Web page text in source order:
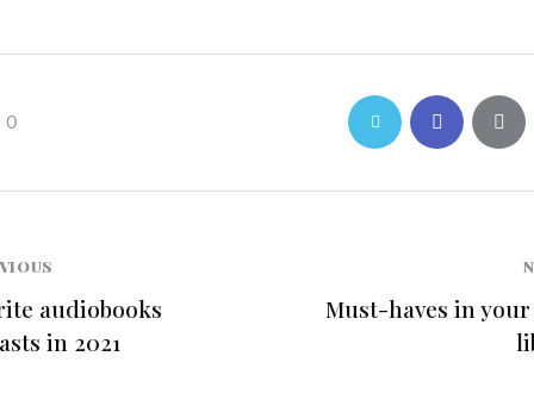
0
audiobooks
in 2021
Must-haves in your